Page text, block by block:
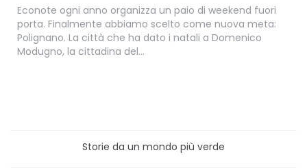
Econote ogni anno organizza un paio di weekend fuori
porta. Finalmente abbiamo scelto come nuova meta:
Polignano. La città che ha dato i natali a Domenico
Modugno, la cittadina del…
Storie da un mondo più verde